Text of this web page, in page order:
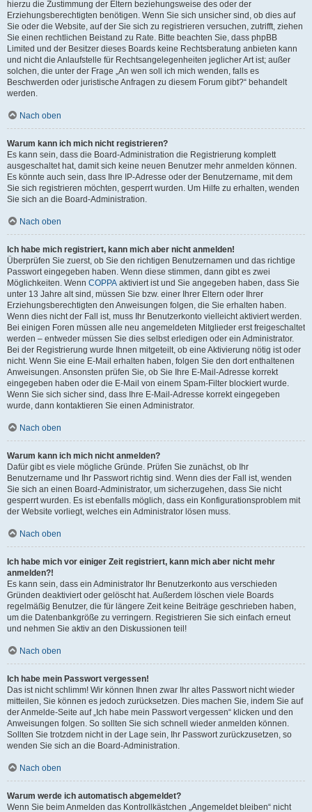
hierzu die Zustimmung der Eltern beziehungsweise des oder der
Erziehungsberechtigten benötigen. Wenn Sie sich unsicher sind, ob dies auf
Sie oder die Website, auf der Sie sich zu registrieren versuchen, zutrifft, ziehen
Sie einen rechtlichen Beistand zu Rate. Bitte beachten Sie, dass phpBB
Limited und der Besitzer dieses Boards keine Rechtsberatung anbieten kann
und nicht die Anlaufstelle für Rechtsangelegenheiten jeglicher Art ist; außer
solchen, die unter der Frage „An wen soll ich mich wenden, falls es
Beschwerden oder juristische Anfragen zu diesem Forum gibt?“ behandelt
werden.
Nach oben
Warum kann ich mich nicht registrieren?
Es kann sein, dass die Board-Administration die Registrierung komplett
ausgeschaltet hat, damit sich keine neuen Benutzer mehr anmelden können.
Es könnte auch sein, dass Ihre IP-Adresse oder der Benutzername, mit dem
Sie sich registrieren möchten, gesperrt wurden. Um Hilfe zu erhalten, wenden
Sie sich an die Board-Administration.
Nach oben
Ich habe mich registriert, kann mich aber nicht anmelden!
Überprüfen Sie zuerst, ob Sie den richtigen Benutzernamen und das richtige
Passwort eingegeben haben. Wenn diese stimmen, dann gibt es zwei
Möglichkeiten. Wenn COPPA aktiviert ist und Sie angegeben haben, dass Sie
unter 13 Jahre alt sind, müssen Sie bzw. einer Ihrer Eltern oder Ihrer
Erziehungsberechtigten den Anweisungen folgen, die Sie erhalten haben.
Wenn dies nicht der Fall ist, muss Ihr Benutzerkonto vielleicht aktiviert werden.
Bei einigen Foren müssen alle neu angemeldeten Mitglieder erst freigeschaltet
werden – entweder müssen Sie dies selbst erledigen oder ein Administrator.
Bei der Registrierung wurde Ihnen mitgeteilt, ob eine Aktivierung nötig ist oder
nicht. Wenn Sie eine E-Mail erhalten haben, folgen Sie den dort enthaltenen
Anweisungen. Ansonsten prüfen Sie, ob Sie Ihre E-Mail-Adresse korrekt
eingegeben haben oder die E-Mail von einem Spam-Filter blockiert wurde.
Wenn Sie sich sicher sind, dass Ihre E-Mail-Adresse korrekt eingegeben
wurde, dann kontaktieren Sie einen Administrator.
Nach oben
Warum kann ich mich nicht anmelden?
Dafür gibt es viele mögliche Gründe. Prüfen Sie zunächst, ob Ihr
Benutzername und Ihr Passwort richtig sind. Wenn dies der Fall ist, wenden
Sie sich an einen Board-Administrator, um sicherzugehen, dass Sie nicht
gesperrt wurden. Es ist ebenfalls möglich, dass ein Konfigurationsproblem mit
der Website vorliegt, welches ein Administrator lösen muss.
Nach oben
Ich habe mich vor einiger Zeit registriert, kann mich aber nicht mehr
anmelden?!
Es kann sein, dass ein Administrator Ihr Benutzerkonto aus verschieden
Gründen deaktiviert oder gelöscht hat. Außerdem löschen viele Boards
regelmäßig Benutzer, die für längere Zeit keine Beiträge geschrieben haben,
um die Datenbankgröße zu verringern. Registrieren Sie sich einfach erneut
und nehmen Sie aktiv an den Diskussionen teil!
Nach oben
Ich habe mein Passwort vergessen!
Das ist nicht schlimm! Wir können Ihnen zwar Ihr altes Passwort nicht wieder
mitteilen, Sie können es jedoch zurücksetzen. Dies machen Sie, indem Sie auf
der Anmelde-Seite auf „Ich habe mein Passwort vergessen“ klicken und den
Anweisungen folgen. So sollten Sie sich schnell wieder anmelden können.
Sollten Sie trotzdem nicht in der Lage sein, Ihr Passwort zurückzusetzen, so
wenden Sie sich an die Board-Administration.
Nach oben
Warum werde ich automatisch abgemeldet?
Wenn Sie beim Anmelden das Kontrollkästchen „Angemeldet bleiben“ nicht